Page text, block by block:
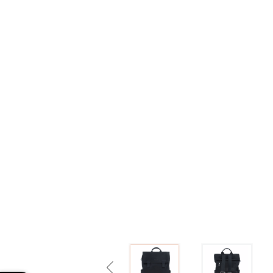
Previous